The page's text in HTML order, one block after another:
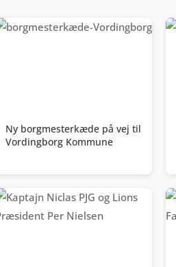
Ny borgmesterkæde på vej til
Vordingborg Kommune